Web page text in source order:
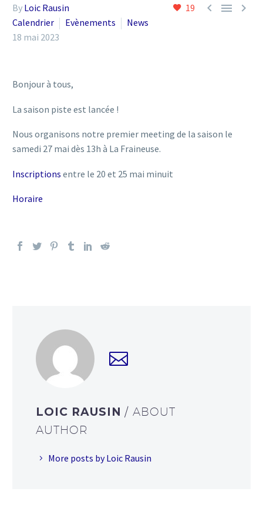
19   
By Loic Rausin
Calendrier
Evènements
News
18 mai 2023
Bonjour à tous,
La saison piste est lancée !
Nous organisons notre premier meeting de la saison le
samedi 27 mai dès 13h à La Fraineuse.
Inscriptions entre le 20 et 25 mai minuit
Horaire
LOIC RAUSIN/ ABOUT
AUTHOR
More posts by Loic Rausin